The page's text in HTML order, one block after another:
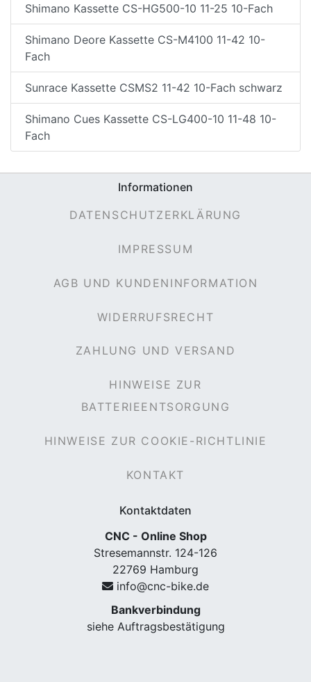
Shimano Kassette CS-HG500-10 11-25 10-Fach
Shimano Deore Kassette CS-M4100 11-42 10-
Fach
Sunrace Kassette CSMS2 11-42 10-Fach schwarz
Shimano Cues Kassette CS-LG400-10 11-48 10-
Fach
Informationen
DATENSCHUTZERKLÄRUNG
IMPRESSUM
AGB UND KUNDENINFORMATION
WIDERRUFSRECHT
ZAHLUNG UND VERSAND
HINWEISE ZUR
BATTERIEENTSORGUNG
HINWEISE ZUR COOKIE-RICHTLINIE
KONTAKT
Kontaktdaten
CNC - Online Shop
Stresemannstr. 124-126
22769 Hamburg
info@cnc-bike.de
Bankverbindung
siehe Auftragsbestätigung